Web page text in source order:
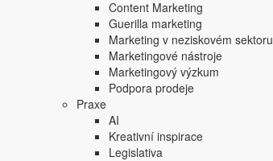
Content Marketing
Guerilla marketing
Marketing v neziskovém sektoru
Marketingové nástroje
Marketingový výzkum
Podpora prodeje
Praxe
AI
Kreativní inspirace
Legislativa